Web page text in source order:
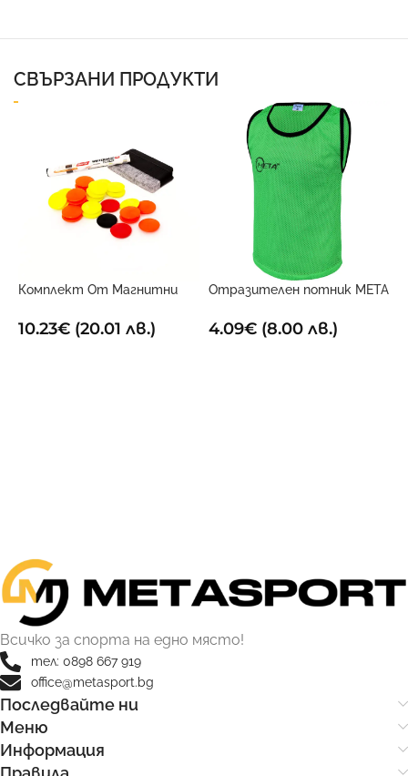
СВЪРЗАНИ ПРОДУКТИ
Комплект От Магнитни
10.23€ (20.01 лв.)
Отразителен потник META
4.09€(8.00 лв.)
Всичко за спорта на едно място!
тел: 0898 667 919
office@metasport.bg
Последвайте ни
Меню
Информация